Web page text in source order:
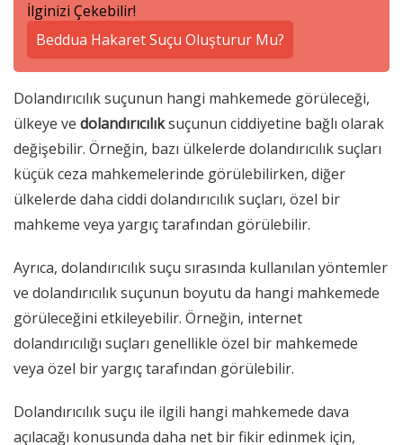
İlginizi Çekebilir!
Beddua Hakaret Suçu Oluşturur Mu?
Dolandırıcılık suçunun hangi mahkemede görüleceği,
ülkeye ve dolandırıcılıksuçunun ciddiyetine bağlı olarak
değişebilir. Örneğin, bazı ülkelerde dolandırıcılık suçları
küçük ceza mahkemelerinde görülebilirken, diğer
ülkelerde daha ciddi dolandırıcılık suçları, özel bir
mahkeme veya yargıç tarafından görülebilir.
Ayrıca, dolandırıcılık suçu sırasında kullanılan yöntemler
ve dolandırıcılık suçunun boyutu da hangi mahkemede
görüleceğini etkileyebilir. Örneğin, internet
dolandırıcılığı suçları genellikle özel bir mahkemede
veya özel bir yargıç tarafından görülebilir.
Dolandırıcılık suçu ile ilgili hangi mahkemede dava
açılacağı konusunda daha net bir fikir edinmek için,